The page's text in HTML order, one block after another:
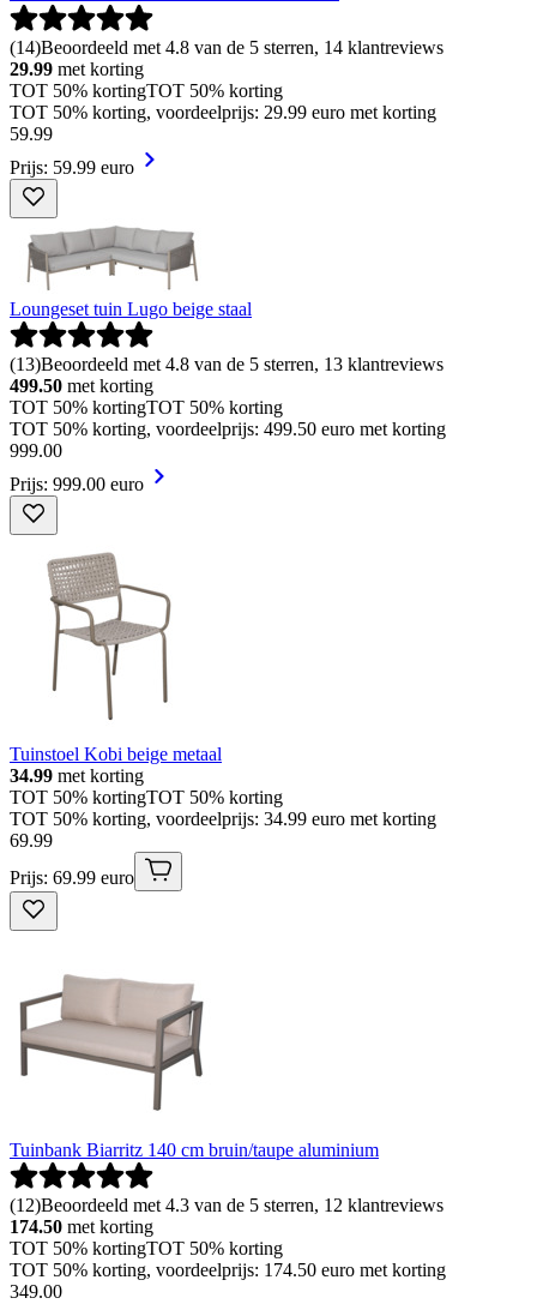
(14)Beoordeeld met 4.8 van de 5 sterren, 14 klantreviews
29.99 met korting
TOT 50% kortingTOT 50% korting
TOT 50% korting, voordeelprijs: 29.99 euro met korting
59.99
Prijs: 59.99 euro
Loungeset tuin Lugo beige staal
(13)Beoordeeld met 4.8 van de 5 sterren, 13 klantreviews
499.50 met korting
TOT 50% kortingTOT 50% korting
TOT 50% korting, voordeelprijs: 499.50 euro met korting
999.00
Prijs: 999.00 euro
Tuinstoel Kobi beige metaal
34.99 met korting
TOT 50% kortingTOT 50% korting
TOT 50% korting, voordeelprijs: 34.99 euro met korting
69.99
Prijs: 69.99 euro
Tuinbank Biarritz 140 cm bruin/taupe aluminium
(12)Beoordeeld met 4.3 van de 5 sterren, 12 klantreviews
174.50 met korting
TOT 50% kortingTOT 50% korting
TOT 50% korting, voordeelprijs: 174.50 euro met korting
349.00